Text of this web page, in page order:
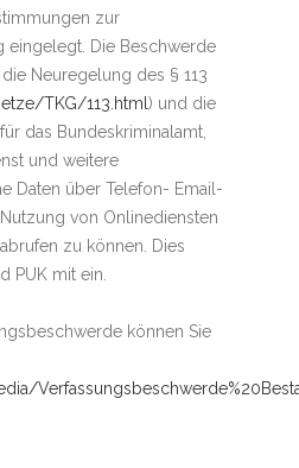
zur
eingelegt. Die Beschwerde
Neuregelung des § 113
TKG/113.html ) und die
das Bundeskriminalamt,
und weitere
Daten über Telefon- Email-
von Onlinediensten
zu können. Dies
PUK mit ein.
können Sie